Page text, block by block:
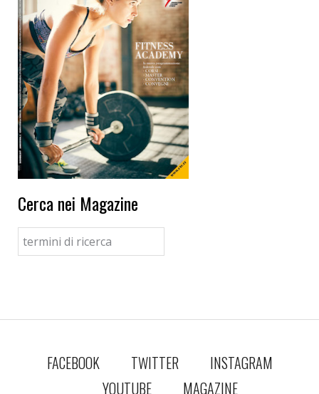
Cerca nei Magazine
FACEBOOK TWITTER
INSTAGRAM
YOUTUBE
MAGAZINE